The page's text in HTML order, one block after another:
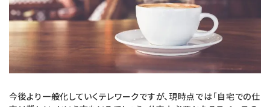
今後より一般化していくテレワークですが、現時点では「自宅での仕